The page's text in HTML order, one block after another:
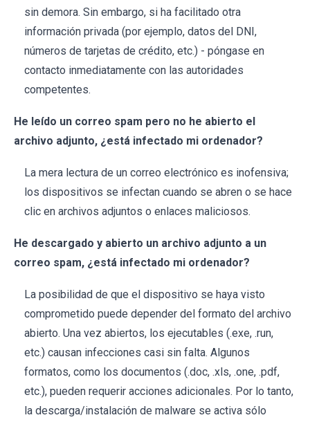
sin demora. Sin embargo, si ha facilitado otra
información privada (por ejemplo, datos del DNI,
números de tarjetas de crédito, etc.) - póngase en
contacto inmediatamente con las autoridades
competentes.
He leído un correo spam pero no he abierto el
archivo adjunto, ¿está infectado mi ordenador?
La mera lectura de un correo electrónico es inofensiva;
los dispositivos se infectan cuando se abren o se hace
clic en archivos adjuntos o enlaces maliciosos.
He descargado y abierto un archivo adjunto a un
correo spam, ¿está infectado mi ordenador?
La posibilidad de que el dispositivo se haya visto
comprometido puede depender del formato del archivo
abierto. Una vez abiertos, los ejecutables (.exe, .run,
etc.) causan infecciones casi sin falta. Algunos
formatos, como los documentos (.doc, .xls, .one, .pdf,
etc.), pueden requerir acciones adicionales. Por lo tanto,
la descarga/instalación de malware se activa sólo